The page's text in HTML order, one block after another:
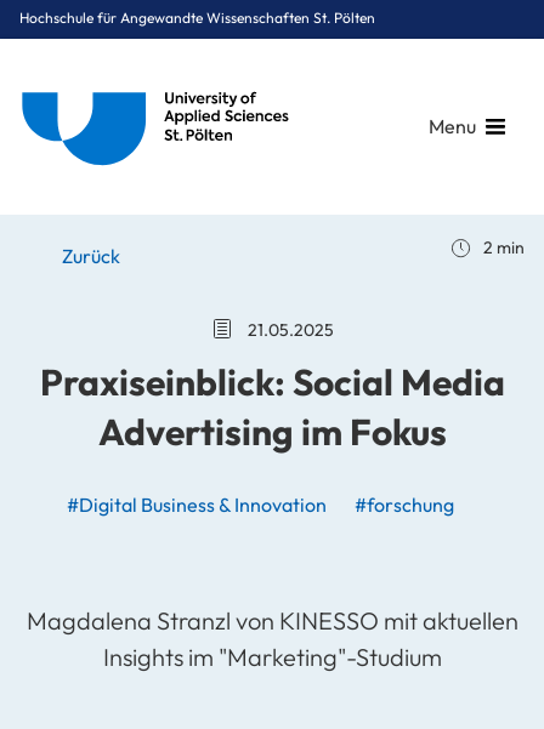
Hochschule für Angewandte Wissenschaften St. Pölten
Menu
Social Media Advertising im Fokus
Zurück 2 min
Praxiseinblick: Social Media
Advertising im Fokus
#Digital Business & Innovation #forschung
21.05.2025
Magdalena Stranzl von KINESSO mit aktuellen
Insights im "Marketing"-Studium